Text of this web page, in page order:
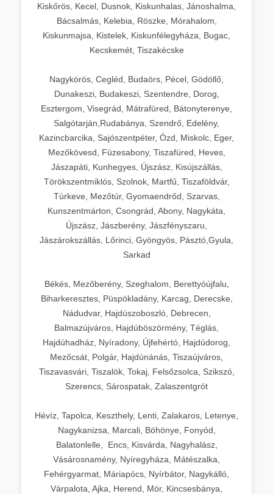
Kiskőrös, Kecel, Dusnok, Kiskunhalas, Jánoshalma,
Bácsalmás, Kelebia, Röszke, Mórahalom,
Kiskunmajsa, Kistelek, Kiskunfélegyháza, Bugac,
Kecskemét, Tiszakécske
Nagykörös, Cegléd, Budaörs, Pécel, Gödöllő,
Dunakeszi, Budakeszi, Szentendre, Dorog,
Esztergom, Visegrád, Mátrafüred, Bátonyterenye,
Salgótarján,Rudabánya, Szendrő, Edelény,
Kazincbarcika, Sajószentpéter, Ózd, Miskolc, Eger,
Mezőkövesd, Füzesabony, Tiszafüred, Heves,
Jászapáti, Kunhegyes, Újszász, Kisújszállás,
Törökszentmiklós, Szolnok, Martfű, Tiszaföldvár,
Túrkeve, Mezőtúr, Gyomaendrőd, Szarvas,
Kunszentmárton, Csongrád, Abony, Nagykáta,
Újszász, Jászberény, Jászfényszaru,
Jászárokszállás, Lőrinci, Gyöngyös, Pásztó,Gyula,
Sarkad
Békés, Mezőberény, Szeghalom, Berettyóújfalu,
Biharkeresztes, Püspökladány, Karcag, Derecske,
Nádudvar, Hajdúszoboszló, Debrecen,
Balmazújváros, Hajdúböszörmény, Téglás,
Hajdúhadház, Nyíradony, Újfehértó, Hajdúdorog,
Mezőcsát, Polgár, Hajdúnánás, Tiszaújváros,
Tiszavasvári, Tiszalök, Tokaj, Felsőzsolca, Szikszó,
Szerencs, Sárospatak, Zalaszentgrót
Hévíz, Tapolca, Keszthely, Lenti, Zalakaros, Letenye,
Nagykanizsa, Marcali, Böhönye, Fonyód,
Balatonlelle, Encs, Kisvárda, Nagyhalász,
Vásárosnamény, Nyíregyháza, Mátészalka,
Fehérgyarmat, Máriapócs, Nyírbátor, Nagykálló,
Várpalota, Ajka, Herend, Mór, Kincsesbánya,